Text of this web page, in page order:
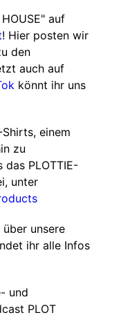
auf
! Hier posten wir
den
auch auf
könnt ihr uns
Shirts, einem
zu
PLOTTIE-
unter
unsere
ihr alle Infos
und
PLOT